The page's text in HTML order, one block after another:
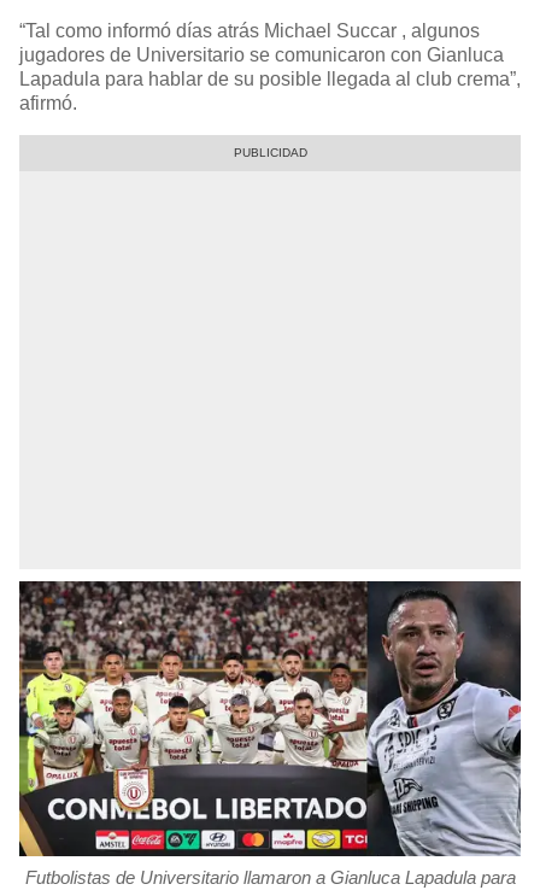
“Tal como informó días atrás Michael Succar , algunos
jugadores de Universitario se comunicaron con Gianluca
Lapadula para hablar de su posible llegada al club crema”,
afirmó.
Futbolistas de Universitario llamaron a Gianluca Lapadula para